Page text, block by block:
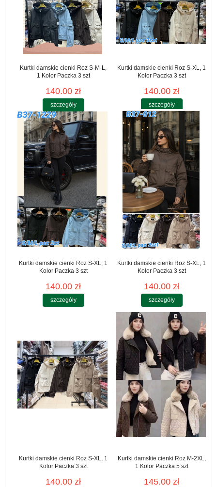
Kurtki damskie cienki Roz S-M-L,
1 Kolor Paczka 3 szt
140.00 zł
szczegóły
Kurtki damskie cienki Roz S-XL, 1
Kolor Paczka 3 szt
140.00 zł
szczegóły
Kurtki damskie cienki Roz S-XL, 1
Kolor Paczka 3 szt
140.00 zł
szczegóły
Kurtki damskie cienki Roz S-XL, 1
Kolor Paczka 3 szt
140.00 zł
szczegóły
Kurtki damskie cienki Roz S-XL, 1
Kolor Paczka 3 szt
140.00 zł
Kurtki damskie cienki Roz M-2XL,
1 Kolor Paczka 5 szt
145.00 zł